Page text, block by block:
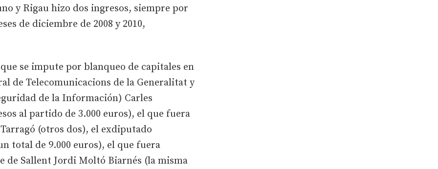
y Rigau hizo dos ingresos, siempre por
de diciembre de 2008 y 2010,
se impute por blanqueo de capitales en
de Telecomunicacions de la Generalitat y
de la Información) Carles
al partido de 3.000 euros), el que fuera
(otros dos), el exdiputado
total de 9.000 euros), el que fuera
de Sallent Jordi Moltó Biarnés (la misma